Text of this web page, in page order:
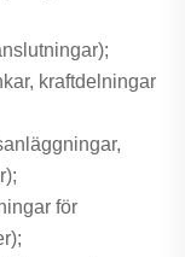
kraftdelningar
för